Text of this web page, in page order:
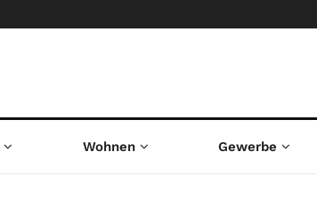
Wohnen Gewerbe